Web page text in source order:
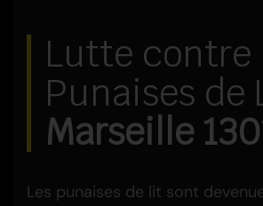
Lutte contre
Punaises de
Marseille
Les punaises de lit sont